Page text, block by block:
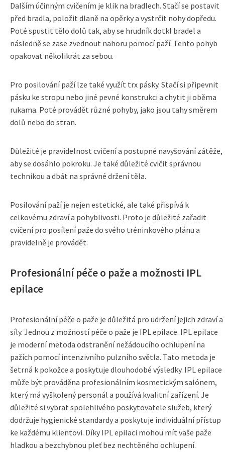
Dalším účinným cvičením je klik na bradlech. Stačí se postavit
před bradla, položit dlaně na opěrky a vystrčit nohy dopředu.
Poté spustit tělo dolů tak, aby se hrudník dotkl bradel a
následně se zase zvednout nahoru pomocí paží. Tento pohyb
opakovat několikrát za sebou.
Pro posilování paží lze také využít trx pásky. Stačí si připevnit
pásku ke stropu nebo jiné pevné konstrukci a chytit ji oběma
rukama. Poté provádět různé pohyby, jako jsou tahy směrem
dolů nebo do stran.
Důležité je pravidelnost cvičení a postupné navyšování zátěže,
aby se dosáhlo pokroku. Je také důležité cvičit správnou
technikou a dbát na správné držení těla.
Posilování paží je nejen estetické, ale také přispívá k
celkovému zdraví a pohyblivosti. Proto je důležité zařadit
cvičení pro posílení paže do svého tréninkového plánu a
pravidelně je provádět.
Profesionální péče o paže a možnosti IPL
epilace
Profesionální péče o paže je důležitá pro udržení jejich zdraví a
síly. Jednou z možností péče o paže je IPL epilace. IPL epilace
je moderní metoda odstranění nežádoucího ochlupení na
pažích pomocí intenzivního pulzního světla. Tato metoda je
šetrná k pokožce a poskytuje dlouhodobé výsledky. IPL epilace
může být prováděna profesionálním kosmetickým salónem,
který má vyškolený personál a používá kvalitní zařízení. Je
důležité si vybrat spolehlivého poskytovatele služeb, který
dodržuje hygienické standardy a poskytuje individuální přístup
ke každému klientovi. Díky IPL epilaci mohou mít vaše paže
hladkou a bezchybnou pleť bez nechtěného ochlupení.